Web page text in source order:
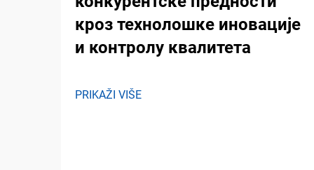
кроз технолошке иновације
и контролу квалитета
PRIKAŽI VIŠE